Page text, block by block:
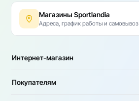
Магазины Sportlandia
Адреса, график работы и самовывоз
Интернет-магазин
Покупателям